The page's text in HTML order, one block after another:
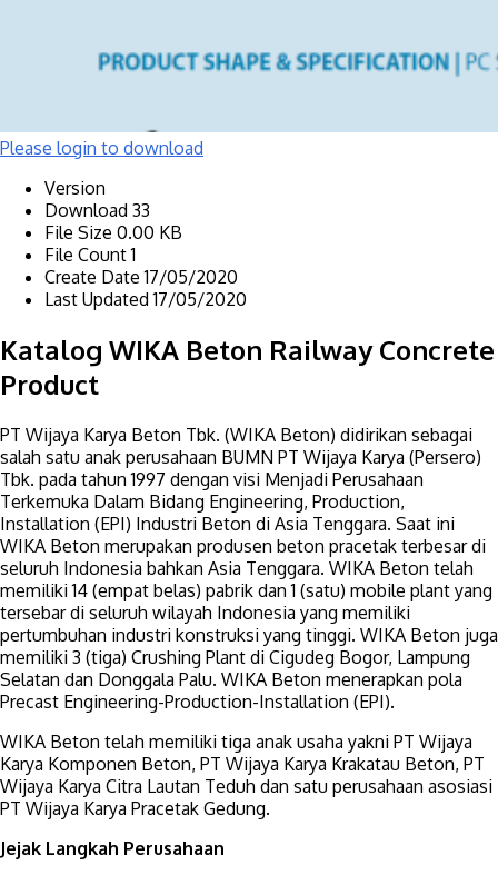
Please login to download
Version
Download 33
File Size 0.00 KB
File Count1
Create Date17/05/2020
Last Updated17/05/2020
Katalog WIKA Beton Railway Concrete
Product
PT Wijaya Karya Beton Tbk. (WIKA Beton) didirikan sebagai
salah satu anak perusahaan BUMN PT Wijaya Karya (Persero)
Tbk. pada tahun 1997 dengan visi Menjadi Perusahaan
Terkemuka Dalam Bidang Engineering, Production,
Installation (EPI) Industri Beton di Asia Tenggara. Saat ini
WIKA Beton merupakan produsen beton pracetak terbesar di
seluruh Indonesia bahkan Asia Tenggara. WIKA Beton telah
memiliki 14 (empat belas) pabrik dan 1 (satu) mobile plant yang
tersebar di seluruh wilayah Indonesia yang memiliki
pertumbuhan industri konstruksi yang tinggi. WIKA Beton juga
memiliki 3 (tiga) Crushing Plant di Cigudeg Bogor, Lampung
Selatan dan Donggala Palu. WIKA Beton menerapkan pola
Precast Engineering-Production-Installation (EPI).
WIKA Beton telah memiliki tiga anak usaha yakni PT Wijaya
Karya Komponen Beton, PT Wijaya Karya Krakatau Beton, PT
Wijaya Karya Citra Lautan Teduh dan satu perusahaan asosiasi
PT Wijaya Karya Pracetak Gedung.
Jejak Langkah Perusahaan